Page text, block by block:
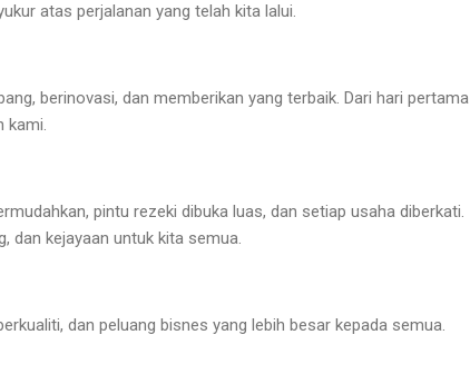
atas perjalanan yang telah kita lalui.
berinovasi, dan memberikan yang terbaik. Dari hari pertama
kami.
pintu rezeki dibuka luas, dan setiap usaha diberkati.
dan kejayaan untuk kita semua.
dan peluang bisnes yang lebih besar kepada semua.